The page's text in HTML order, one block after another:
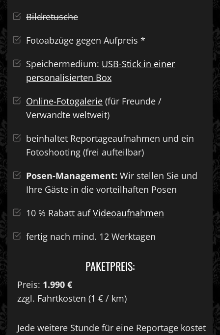
Bildretusche
Fotoabzüge gegen Aufpreis *
Speichermedium: USB-Stick in einer
personalisierten Box
Online-Fotogalerie (für Freunde /
Verwandte weltweit)
beinhaltet Reportageaufnahmen und ein
Fotoshooting (frei aufteilbar)
Posen-Management: Wir stellen Sie und
Ihre Gäste in die vorteilhaften Posen
10 % Rabatt aufVideoaufnahmen
fertig nach mind. 12 Werktagen
PAKETPREIS:
Preis: 1.990 €
zzgl. Fahrtkosten (1 € / km)
Jede weitere Stunde für eine Reportage kostet